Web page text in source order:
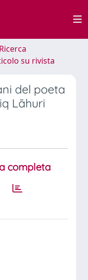
su rivista
del poeta
Lāhuri
completa